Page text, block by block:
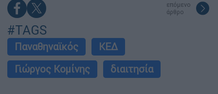
επόμενο
άρθρο
#TAGS
Παναθηναϊκός
ΚΕΔ
Γιώργος Κομίνης
διαιτησία